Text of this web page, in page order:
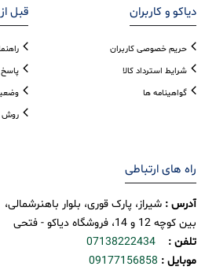
قبل
روش
دیاکو و کاربران
حریم خصوصی کاربران
شرایط استرداد کالا
گواهینامه ها
راه های ارتباطی
آدرس : شیراز، پارک قوری، بلوار باهنرشمالی،
بین کوچه 12 و 14، فروشگاه دیاکو - فتحی
تلفن : 07138222434
موبایل : 09177156858